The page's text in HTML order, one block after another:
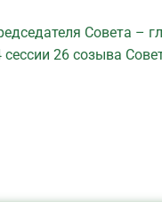
Совета –
сессии 26 созыва